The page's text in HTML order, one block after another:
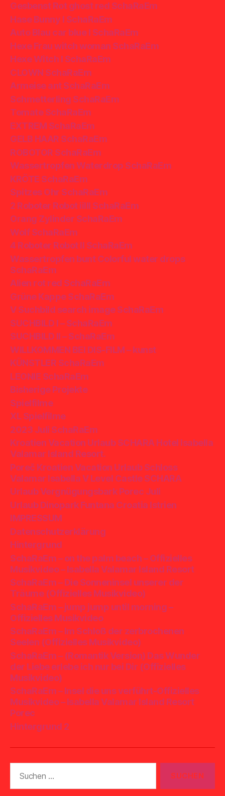
Gesbenst Rot ghost red SchaRaEm
Hase Bunny I SchaRaEm
Auto Blau car blue I SchaRaEm
Hexe Frau witch woman SchaRaEm
Hexe Witch I SchaRaEm
CLOWN SchaRaEm
Armeise ant SchaRaEm
Schmetterling SchaRaEm
Tomate SchaRaEm
EXTREM SchaRaEm
GELB HAAR SchaRaEm
ROBOTOR SchaRaEm
Wassertropfen Waterdrop SchaRaEm
KRÖTE SchaRaEm
Spitzes Ohr SchaRaEm
2 Roboter Robot iiIII SchaRaEm
Orang Zylinder SchaRaEm
Wolf SchaRaEm
4 Roboter Robot II SchaRaEm
Wassertropfen bunt Colorful water drops
SchaRaEm
Alien rot red SchaRaEm
Grüne Kappe SchaRaEm
V Suchbild search image SchaRaEm
SUCHBILD I – SchaRaEm
SUCHBILD II – SchaRaEm
WILLKOMMEN BEI DIS-FILM – kunst
KÜNSTLER SchaRaEm
LEONIE SchaRaEm
Bisherige Projekte
Spielfilme
XL Spielfilme
2023 Juli SchaRaEm
Kroatien Vacation Urlaub SCHARA Hotel Isabella
Valamar Island Resort.
Poreč Kroatien Vacation Urlaub Schloss
Valamar Isabella V Level Castle SCHARA
Urlaub Vergnügungsbark Porec Juli
Urlaub Dinopark Funtana Croatia Istrien
IMPRESSUM
Datenschutzerklärung
Hintergrund
SchaRaEm – on the palm beach – Offizielles
Musikvideo – Isabella Valamar Island Resort
SchaRaEm – Die Sonneninsel unserer der
Träume (Offizielles Musikvideo)
SchaRaEm – jump jump until morning –
Offizielles Musikvideo
SchaRaEm – Im Schloß der zerbrochenen
Seelen (Offizielles Musikvideo)
SchaRaEm – (Romantik Version) Das Wunder
der Liebe erlebe ich nur bei Dir (Offizielles
Musikvideo)
SchaRaEm – Insel die uns verführt-Offizielles
Musikvideo – Isabella Valamar Island Resort
Porec
Hintergrund 2
nach: